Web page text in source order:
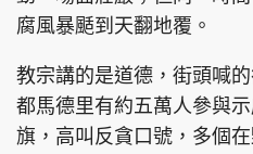
腐風暴颳到天翻地覆。
教宗講的是道德，街頭喊
都馬德里有約五萬人參與
旗，高叫反貪口號，多個